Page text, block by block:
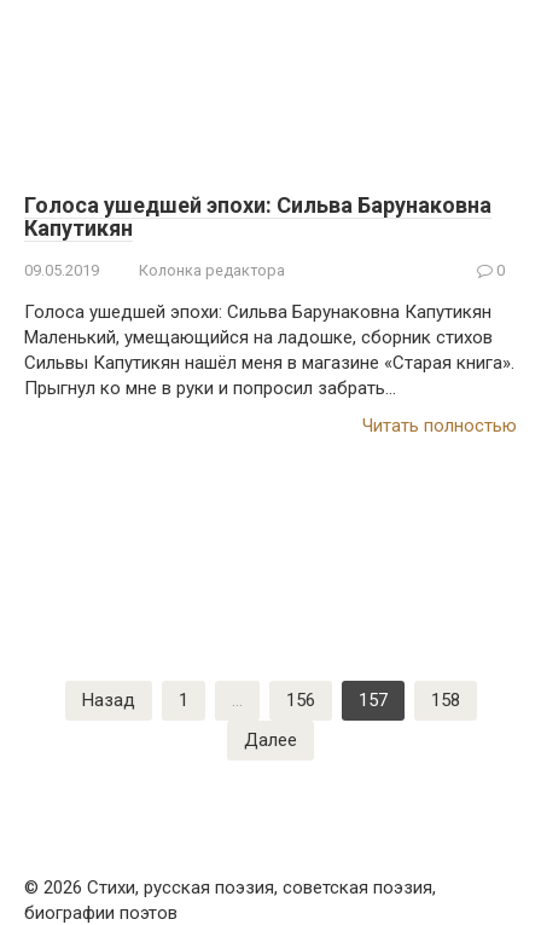
Голоса ушедшей эпохи: Сильва Барунаковна
Капутикян
09.05.2019 Колонка редактора 0
Голоса ушедшей эпохи: Сильва Барунаковна Капутикян
Маленький, умещающийся на ладошке, сборник стихов
Сильвы Капутикян нашёл меня в магазине «Старая книга».
Прыгнул ко мне в руки и попросил забрать…
Читать полностью
Пагинация
записей
Назад 1 … 156 157
158
Далее
© 2026 Стихи, русская поэзия, советская поэзия,
биографии поэтов